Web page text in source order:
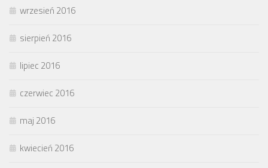
wrzesień 2016
sierpień 2016
lipiec 2016
czerwiec 2016
maj 2016
kwiecień 2016